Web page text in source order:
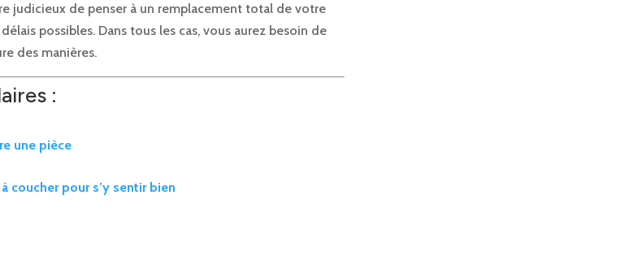
judicieux de penser à un remplacement total de votre
possibles. Dans tous les cas, vous aurez besoin de
des manières.
:
une pièce
coucher pour s’y sentir bien